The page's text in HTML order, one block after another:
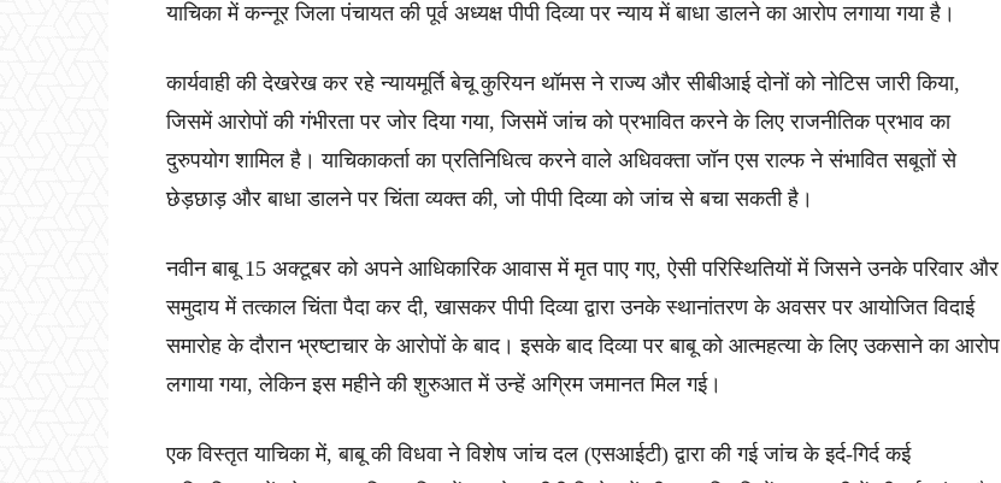
याचिका में कन्नूर जिला पंचायत की पूर्व अध्यक्ष पीपी दिव्या पर न्याय में बाधा डालने का आरोप लगाया गया है।
कार्यवाही की देखरेख कर रहे न्यायमूर्ति बेचू कुरियन थॉमस ने राज्य और सीबीआई दोनों को नोटिस जारी किया,
जिसमें आरोपों की गंभीरता पर जोर दिया गया, जिसमें जांच को प्रभावित करने के लिए राजनीतिक प्रभाव का
दुरुपयोग शामिल है। याचिकाकर्ता का प्रतिनिधित्व करने वाले अधिवक्ता जॉन एस राल्फ ने संभावित सबूतों से
छेड़छाड़ और बाधा डालने पर चिंता व्यक्त की, जो पीपी दिव्या को जांच से बचा सकती है।
नवीन बाबू 15 अक्टूबर को अपने आधिकारिक आवास में मृत पाए गए, ऐसी परिस्थितियों में जिसने उनके परिवार और
समुदाय में तत्काल चिंता पैदा कर दी, खासकर पीपी दिव्या द्वारा उनके स्थानांतरण के अवसर पर आयोजित विदाई
समारोह के दौरान भ्रष्टाचार के आरोपों के बाद। इसके बाद दिव्या पर बाबू को आत्महत्या के लिए उकसाने का आरोप
लगाया गया, लेकिन इस महीने की शुरुआत में उन्हें अग्रिम जमानत मिल गई।
एक विस्तृत याचिका में, बाबू की विधवा ने विशेष जांच दल (एसआईटी) द्वारा की गई जांच के इर्द-गिर्द कई